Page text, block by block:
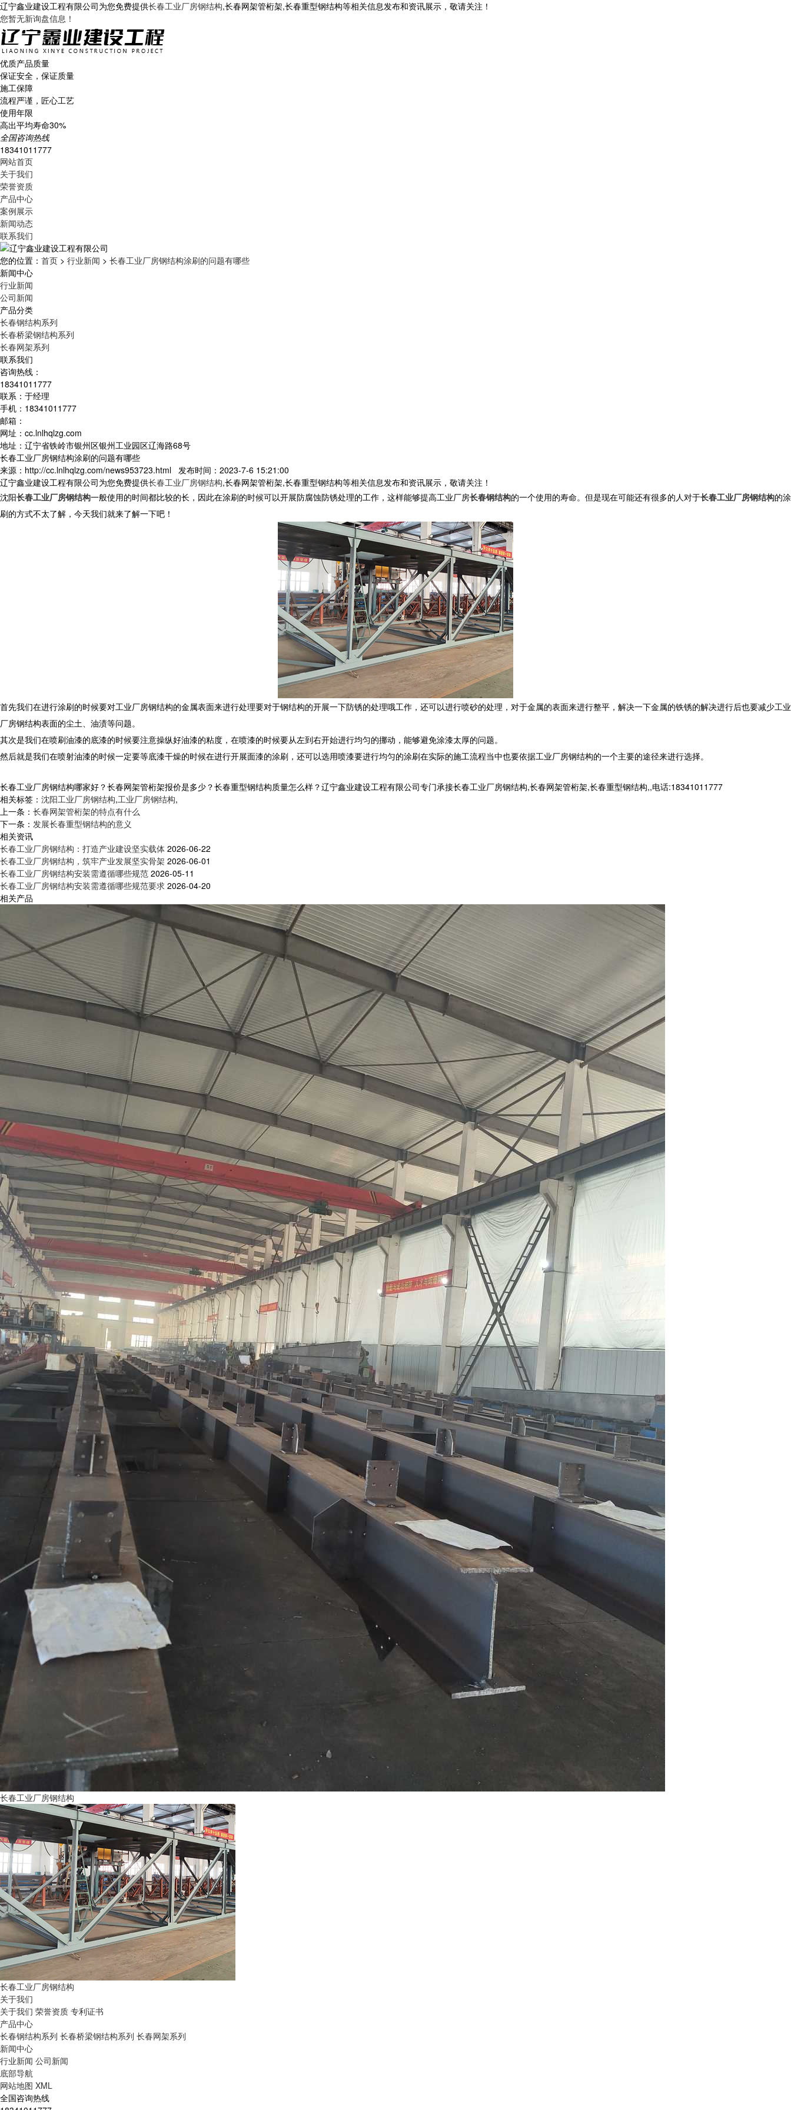
辽宁鑫业建设工程有限公司为您免费提供长春工业厂房钢结构,长春网架管桁架,长春重型钢结构等相关信息发布和资讯展示，敬请关注！
您暂无新询盘信息！
优质产品质量
保证安全，保证质量
施工保障
流程严谨，匠心工艺
使用年限
高出平均寿命30%
全国咨询热线
18341011777
网站首页
关于我们
荣誉资质
产品中心
案例展示
新闻动态
联系我们
您的位置： 首页 > 行业新闻 > 长春工业厂房钢结构涂刷的问题有哪些
新闻中心
行业新闻
公司新闻
产品分类
长春钢结构系列
长春桥梁钢结构系列
长春网架系列
联系我们
咨询热线：
18341011777
联系：于经理
手机：18341011777
邮箱：
网址：cc.lnlhqlzg.com
地址：辽宁省铁岭市银州区银州工业园区辽海路68号
长春工业厂房钢结构涂刷的问题有哪些
来源：http://cc.lnlhqlzg.com/news953723.html 发布时间：2023-7-6 15:21:00
辽宁鑫业建设工程有限公司为您免费提供长春工业厂房钢结构,长春网架管桁架,长春重型钢结构等相关信息发布和资讯展示，敬请关注！
沈阳长春工业厂房钢结构一般使用的时间都比较的长，因此在涂刷的时候可以开展防腐蚀防锈处理的工作，这样能够提高工业厂房长春钢结构的一个使用的寿命。但是现在可能还有很多的人对于长春工业厂房钢结构的涂
刷的方式不太了解，今天我们就来了解一下吧！
首先我们在进行涂刷的时候要对工业厂房钢结构的金属表面来进行处理要对于钢结构的开展一下防锈的处理哦工作，还可以进行喷砂的处理，对于金属的表面来进行整平，解决一下金属的铁锈的解决进行后也要减少工业
厂房钢结构表面的尘土、油渍等问题。
其次是我们在喷刷油漆的底漆的时候要注意操纵好油漆的粘度，在喷漆的时候要从左到右开始进行均匀的挪动，能够避免涂漆太厚的问题。
然后就是我们在喷射油漆的时候一定要等底漆干燥的时候在进行开展面漆的涂刷，还可以选用喷漆要进行均匀的涂刷在实际的施工流程当中也要依据工业厂房钢结构的一个主要的途径来进行选择。
长春工业厂房钢结构哪家好？长春网架管桁架报价是多少？长春重型钢结构质量怎么样？辽宁鑫业建设工程有限公司专门承接长春工业厂房钢结构,长春网架管桁架,长春重型钢结构,,电话:18341011777
相关标签： 沈阳工业厂房钢结构,工业厂房钢结构,
上一条： 长春网架管桁架的特点有什么
下一条： 发展长春重型钢结构的意义
相关资讯
长春工业厂房钢结构：打造产业建设坚实载体 2026-06-22
长春工业厂房钢结构，筑牢产业发展坚实骨架 2026-06-01
长春工业厂房钢结构安装需遵循哪些规范 2026-05-11
长春工业厂房钢结构安装需遵循哪些规范要求 2026-04-20
相关产品
长春工业厂房钢结构
长春工业厂房钢结构
关于我们
关于我们 荣誉资质 专利证书
产品中心
长春钢结构系列 长春桥梁钢结构系列 长春网架系列
新闻中心
行业新闻 公司新闻
底部导航
网站地图 XML
全国咨询热线